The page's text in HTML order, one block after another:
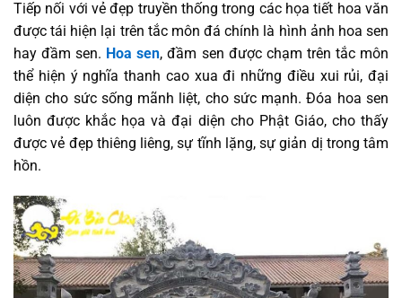
Tiếp nối với vẻ đẹp truyền thống trong các họa tiết hoa văn
được tái hiện lại trên tắc môn đá chính là hình ảnh hoa sen
hay đầm sen. Hoa sen, đầm sen được chạm trên tắc môn
thể hiện ý nghĩa thanh cao xua đi những điều xui rủi, đại
diện cho sức sống mãnh liệt, cho sức mạnh. Đóa hoa sen
luôn được khắc họa và đại diện cho Phật Giáo, cho thấy
được vẻ đẹp thiêng liêng, sự tĩnh lặng, sự giản dị trong tâm
hồn.